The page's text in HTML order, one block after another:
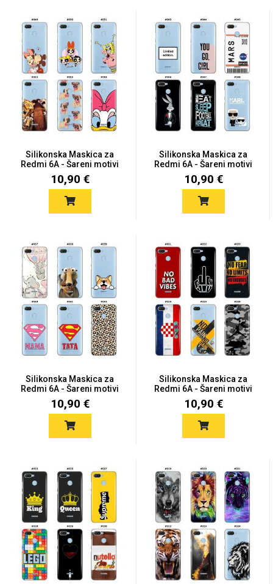
Silikonska Maskica za
Redmi 6A - Šareni motivi
10,90 €
Silikonska Maskica za
Redmi 6A - Šareni motivi
10,90 €
Silikonska Maskica za
Redmi 6A - Šareni motivi
10,90 €
Silikonska Maskica za
Redmi 6A - Šareni motivi
10,90 €